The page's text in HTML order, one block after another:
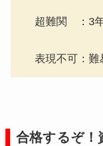
超難関 ：3
表現不可：難
合格するぞ！